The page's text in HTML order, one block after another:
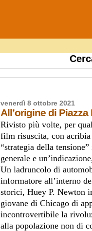
venerdì 8 ottobre 2021
All’origine di Piazza
Rivisto più volte, per
film risuscita, con acribia
“strategia della
generale e
Un ladruncolo di
informatore all’interno
storici, Huey P. Newton
giovane di Chicago di
incontrovertibile la
alla popolazione non di